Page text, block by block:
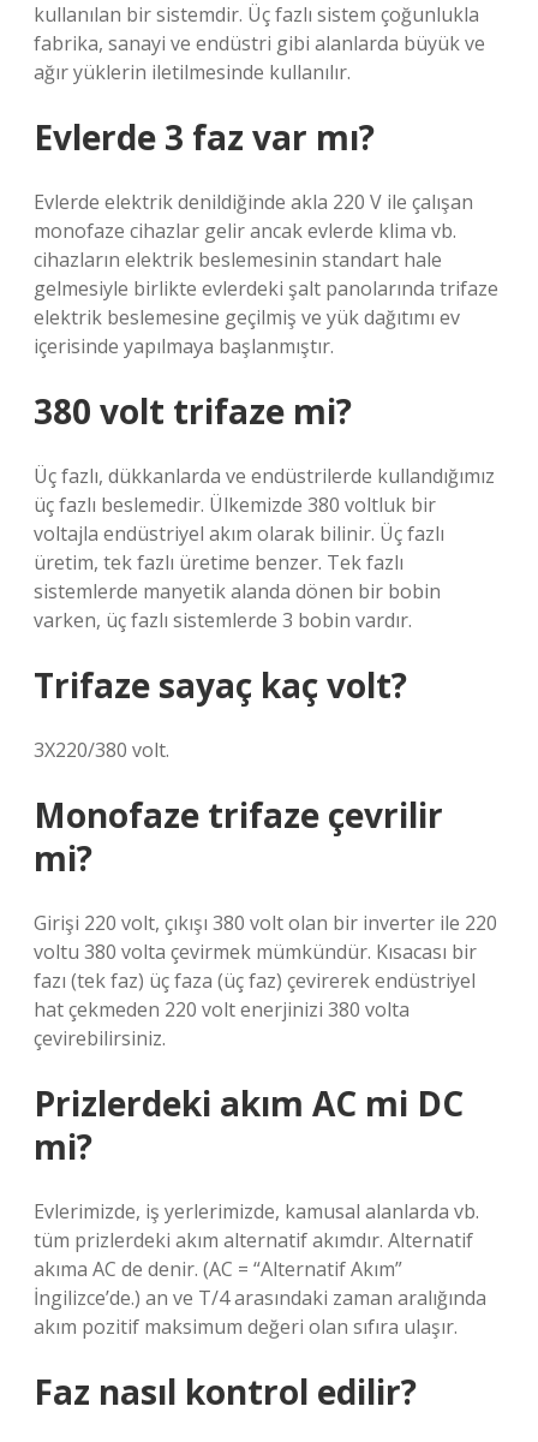
kullanılan bir sistemdir. Üç fazlı sistem çoğunlukla
fabrika, sanayi ve endüstri gibi alanlarda büyük ve
ağır yüklerin iletilmesinde kullanılır.
Evlerde 3 faz var mı?
Evlerde elektrik denildiğinde akla 220 V ile çalışan
monofaze cihazlar gelir ancak evlerde klima vb.
cihazların elektrik beslemesinin standart hale
gelmesiyle birlikte evlerdeki şalt panolarında trifaze
elektrik beslemesine geçilmiş ve yük dağıtımı ev
içerisinde yapılmaya başlanmıştır.
380 volt trifaze mi?
Üç fazlı, dükkanlarda ve endüstrilerde kullandığımız
üç fazlı beslemedir. Ülkemizde 380 voltluk bir
voltajla endüstriyel akım olarak bilinir. Üç fazlı
üretim, tek fazlı üretime benzer. Tek fazlı
sistemlerde manyetik alanda dönen bir bobin
varken, üç fazlı sistemlerde 3 bobin vardır.
Trifaze sayaç kaç volt?
3X220/380 volt.
Monofaze trifaze çevrilir
mi?
Girişi 220 volt, çıkışı 380 volt olan bir inverter ile 220
voltu 380 volta çevirmek mümkündür. Kısacası bir
fazı (tek faz) üç faza (üç faz) çevirerek endüstriyel
hat çekmeden 220 volt enerjinizi 380 volta
çevirebilirsiniz.
Prizlerdeki akım AC mi DC
mi?
Evlerimizde, iş yerlerimizde, kamusal alanlarda vb.
tüm prizlerdeki akım alternatif akımdır. Alternatif
akıma AC de denir. (AC = “Alternatif Akım”
İngilizce’de.) an ve T/4 arasındaki zaman aralığında
akım pozitif maksimum değeri olan sıfıra ulaşır.
Faz nasıl kontrol edilir?